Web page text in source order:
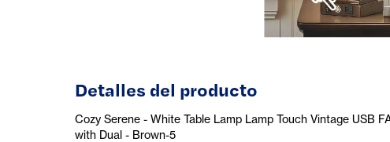
Detalles del producto
Cozy Serene - White Table Lamp Lamp Touch Vintage USB
with Dual - Brown-5